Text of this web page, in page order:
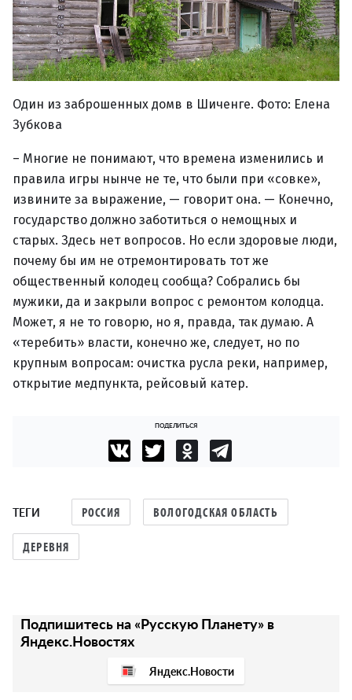
Один из заброшенных домв в Шиченге. Фото: Елена
Зубкова
– Многие не понимают, что времена изменились и
правила игры нынче не те, что были при «совке»,
извините за выражение, — говорит она. — Конечно,
государство должно заботиться о немощных и
старых. Здесь нет вопросов. Но если здоровые люди,
почему бы им не отремонтировать тот же
общественный колодец сообща? Собрались бы
мужики, да и закрыли вопрос с ремонтом колодца.
Может, я не то говорю, но я, правда, так думаю. А
«теребить» власти, конечно же, следует, но по
крупным вопросам: очистка русла реки, например,
открытие медпункта, рейсовый катер.
ПОДЕЛИТЬСЯ
ТЕГИ РОССИЯ ВОЛОГОДСКАЯ ОБЛАСТЬ
ДЕРЕВНЯ
Подпишитесь на «Русскую Планету» в
Яндекс.Новостях
Яндекс.Новости